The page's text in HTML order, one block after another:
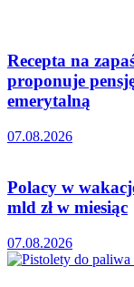
Recepta na
proponuje
emerytalną
07.08.2026
Polacy w
mld zł w miesiąc
07.08.2026